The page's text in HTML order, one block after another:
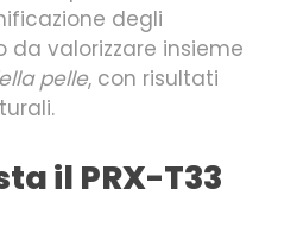
degli
da valorizzare insieme
pelle, con risultati
il PRX-T33